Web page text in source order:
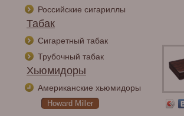
Российские сигариллы
Табак
Сигаретный табак
Трубочный табак
Хьюмидоры
Американские хьюмидоры
Howard Miller